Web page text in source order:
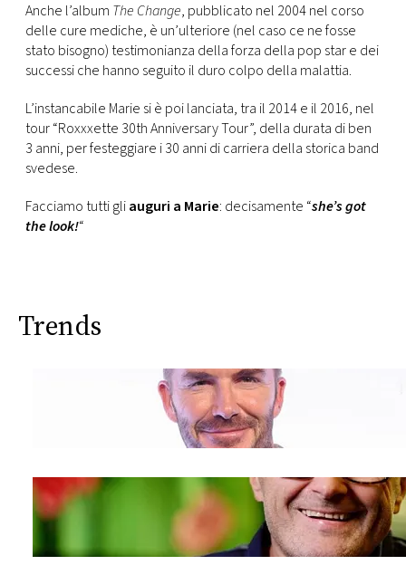
Anche l’album The Change, pubblicato nel 2004 nel corso
delle cure mediche, è un’ulteriore (nel caso ce ne fosse
stato bisogno) testimonianza della forza della pop star e dei
successi che hanno seguito il duro colpo della malattia.
L’instancabile Marie si è poi lanciata, tra il 2014 e il 2016, nel
tour “Roxxxette 30th Anniversary Tour”, della durata di ben
3 anni, per festeggiare i 30 anni di carriera della storica band
svedese.
Facciamo tutti gliauguri a Marie: decisamente “she’s got
the look!“
Trends